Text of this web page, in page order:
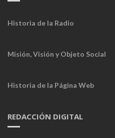
Historia de la Radio
Misión, Visión y Objeto Social
Historia de la Página Web
REDACCIÓN DIGITAL